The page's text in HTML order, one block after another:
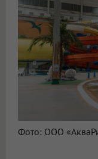
Фото: ООО